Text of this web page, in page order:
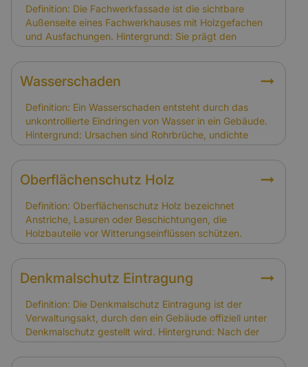
Versicherung: Gartenmauern sind nicht automatisch im
Versicherungsschutz enthalten. Eigentümer sollten
prüfen, ob Nebengebäude und Außenanlagen in die
Gebäudeversicherung eingeschlossen sind.
Definition: Die Fachwerkfassade ist die sichtbare
Außenseite eines Fachwerkhauses mit Holzgefachen
und Ausfachungen. Hintergrund: Sie prägt den
Charakter des Gebäudes und muss regelmäßig
gepflegt werden. Schäden entstehen oft durch
Witterung, Feuchtigkeit oder Schädlingsbefall.
und Abnutzung sind nicht gedeckt. Schäden infolge
von Sturm, Hagel oder Brand sind versichert.
Wasserschaden
Definition: Ein Wasserschaden entsteht durch das
unkontrollierte Eindringen von Wasser in ein Gebäude.
Hintergrund: Ursachen sind Rohrbrüche, undichte
Dächer oder Hochwasser. Bei Fachwerkhäusern
können Wasserschäden gravierende Folgen haben, da
Holz und Lehm stark betroffen sind. Relevanz für
Sturm oder Hagel sind gedeckt. Schäden durch
Grundwasser oder fehlende Abdichtungen sind nur mit
Elementarversicherung abgesichert.
Oberflächenschutz Holz
Definition: Oberflächenschutz Holz bezeichnet
Anstriche, Lasuren oder Beschichtungen, die
Holzbauteile vor Witterungseinflüssen schützen.
Hintergrund: In Fachwerkhäusern dient er dem Erhalt
der tragenden Holzkonstruktion und der optischen
Gestaltung. Regelmäßige Pflege ist notwendig, um
Schäden zu vermeiden. Relevanz für Versicherung:
Schäden durch fehlenden Oberflächenschutz gelten
als Instandhaltungsproblem. Schäden durch Sturm
oder Feuer sind hingegen gedeckt.
Denkmalschutz Eintragung
Definition: Die Denkmalschutz Eintragung ist der
Verwaltungsakt, durch den ein Gebäude offiziell unter
Denkmalschutz gestellt wird. Hintergrund: Nach der
Eintragung gelten spezielle Auflagen für Sanierung,
Umbau und Nutzung. Eigentümer müssen diese